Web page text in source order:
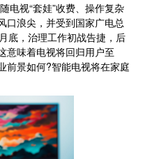
视“套娃”收费、操作复杂
口浪尖，并受到国家广电总
底，治理工作初战告捷，后
意味着电视将回归用户至
前景如何?智能电视将在家庭